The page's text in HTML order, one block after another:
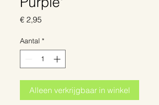
€ 2,95
Aantal *
Alleen verkrijgbaar in winkel